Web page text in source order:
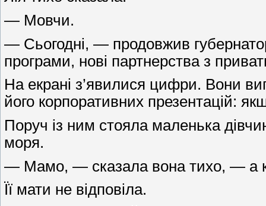
— Мовчи.
— Сьогодні, — продовжив
програми, нові партнерства з
На екрані з’явилися цифри. Вони
його корпоративних презентацій:
Поруч із ним стояла маленька
моря.
— Мамо, — сказала вона тихо, — а
Її мати не відповіла.